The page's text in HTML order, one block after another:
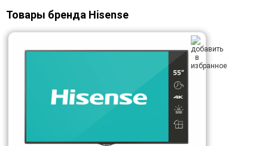
Товары бренда Hisense